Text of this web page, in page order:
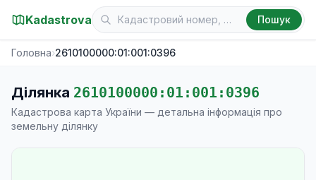
Kadastrova Пошук
Головна›2610100000:01:001:0396
Ділянка 2610100000:01:001:0396
Кадастрова карта України — детальна інформація про
земельну ділянку